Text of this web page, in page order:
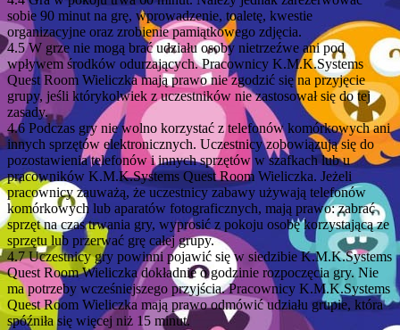
sobie 90 minut na grę, wprowadzenie, toaletę, kwestie
organizacyjne oraz zrobienie pamiątkowego zdjęcia.
4.5 W grze nie mogą brać udziału osoby nietrzeźwe ani pod
wpływem środków odurzających. Pracownicy K.M.K.Systems
Quest Room Wieliczka mają prawo nie zgodzić się na przyjęcie
grupy, jeśli którykolwiek z uczestników nie zastosował się do tej
zasady.
4.6 Podczas gry nie wolno korzystać z telefonów komórkowych ani
innych sprzętów elektronicznych. Uczestnicy zobowiązują się do
pozostawienia telefonów i innych sprzętów w szafkach lub u
pracowników K.M.K.Systems Quest Room Wieliczka. Jeżeli
pracownicy zauważą, że uczestnicy zabawy używają telefonów
komórkowych lub aparatów fotograficznych, mają prawo: zabrać
sprzęt na czas trwania gry, wyprosić z pokoju osobę korzystającą ze
sprzętu lub przerwać grę całej grupy.
4.7 Uczestnicy gry powinni pojawić się w siedzibie K.M.K.Systems
Quest Room Wieliczka dokładnie o godzinie rozpoczęcia gry. Nie
ma potrzeby wcześniejszego przyjścia. Pracownicy K.M.K.Systems
Quest Room Wieliczka mają prawo odmówić udziału grupie, która
spóźniła się więcej niż 15 minut.